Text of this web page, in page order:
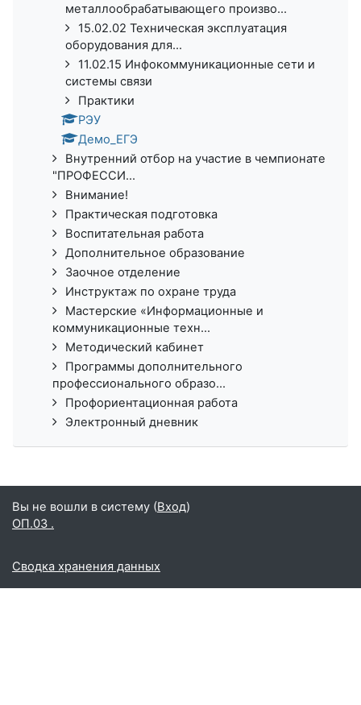
металлообрабатывающего произво...
15.02.02 Техническая эксплуатация
оборудования для...
11.02.15 Инфокоммуникационные сети и
системы связи
Практики
РЭУ
Демо_ЕГЭ
Внутренний отбор на участие в чемпионате
"ПРОФЕССИ...
Внимание!
Практическая подготовка
Воспитательная работа
Дополнительное образование
Заочное отделение
Инструктаж по охране труда
Мастерские «Информационные и
коммуникационные техн...
Методический кабинет
Программы дополнительного
профессионального образо...
Профориентационная работа
Электронный дневник
Вы не вошли в систему (Вход)
ОП.03 .
Сводка хранения данных